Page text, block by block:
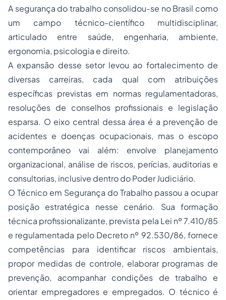
A segurança do trabalho consolidou-se no Brasil como
um campo técnico-científico multidisciplinar,
articulado entre saúde, engenharia, ambiente,
ergonomia, psicologia e direito.
A expansão desse setor levou ao fortalecimento de
diversas carreiras, cada qual com atribuições
específicas previstas em normas regulamentadoras,
resoluções de conselhos profissionais e legislação
esparsa. O eixo central dessa área é a prevenção de
acidentes e doenças ocupacionais, mas o escopo
contemporâneo vai além: envolve planejamento
organizacional, análise de riscos, perícias, auditorias e
consultorias, inclusive dentro do Poder Judiciário.
O Técnico em Segurança do Trabalho passou a ocupar
posição estratégica nesse cenário. Sua formação
técnica profissionalizante, prevista pela Lei nº 7.410/85
e regulamentada pelo Decreto nº 92.530/86, fornece
competências para identificar riscos ambientais,
propor medidas de controle, elaborar programas de
prevenção, acompanhar condições de trabalho e
orientar empregadores e empregados. O técnico é